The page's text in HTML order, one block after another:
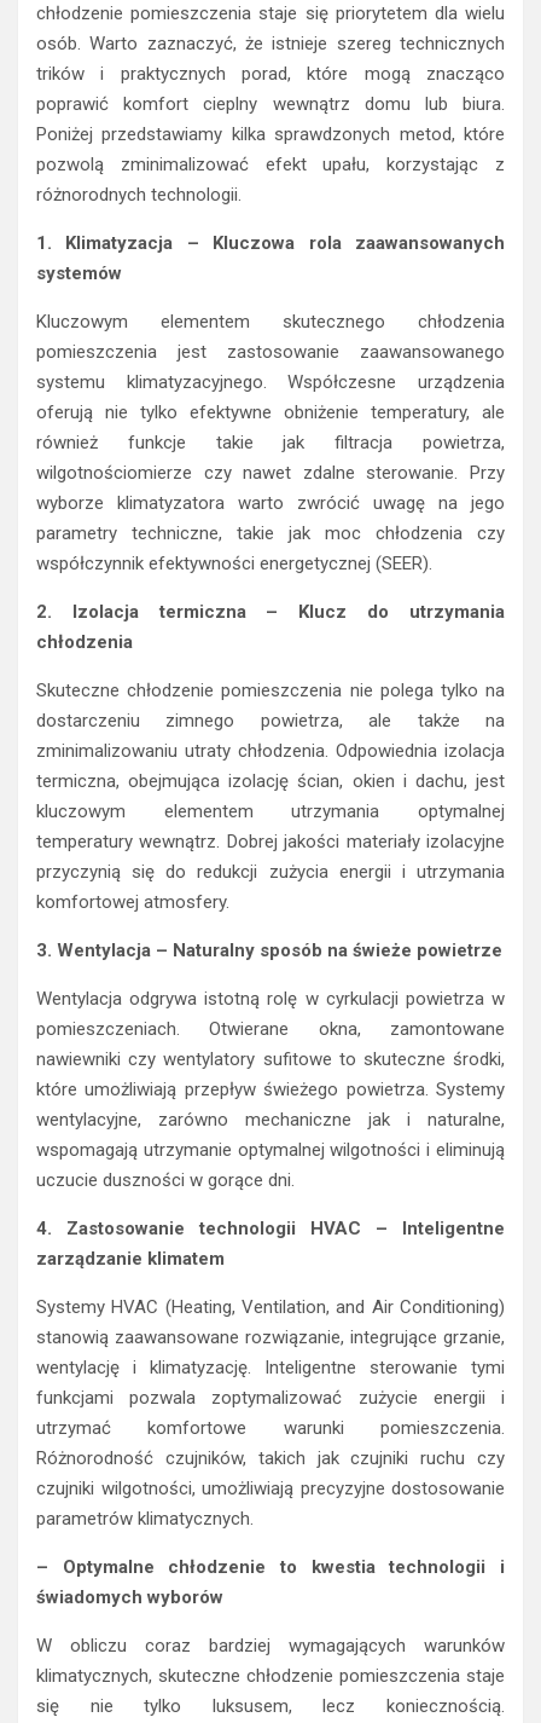
chłodzenie pomieszczenia staje się priorytetem dla wielu
osób. Warto zaznaczyć, że istnieje szereg technicznych
trików i praktycznych porad, które mogą znacząco
poprawić komfort cieplny wewnątrz domu lub biura.
Poniżej przedstawiamy kilka sprawdzonych metod, które
pozwolą zminimalizować efekt upału, korzystając z
różnorodnych technologii.
1. Klimatyzacja – Kluczowa rola zaawansowanych
systemów
Kluczowym elementem skutecznego chłodzenia
pomieszczenia jest zastosowanie zaawansowanego
systemu klimatyzacyjnego. Współczesne urządzenia
oferują nie tylko efektywne obniżenie temperatury, ale
również funkcje takie jak filtracja powietrza,
wilgotnościomierze czy nawet zdalne sterowanie. Przy
wyborze klimatyzatora warto zwrócić uwagę na jego
parametry techniczne, takie jak moc chłodzenia czy
współczynnik efektywności energetycznej (SEER).
2. Izolacja termiczna – Klucz do utrzymania
chłodzenia
Skuteczne chłodzenie pomieszczenia nie polega tylko na
dostarczeniu zimnego powietrza, ale także na
zminimalizowaniu utraty chłodzenia. Odpowiednia izolacja
termiczna, obejmująca izolację ścian, okien i dachu, jest
kluczowym elementem utrzymania optymalnej
temperatury wewnątrz. Dobrej jakości materiały izolacyjne
przyczynią się do redukcji zużycia energii i utrzymania
komfortowej atmosfery.
3. Wentylacja – Naturalny sposób na świeże powietrze
Wentylacja odgrywa istotną rolę w cyrkulacji powietrza w
pomieszczeniach. Otwierane okna, zamontowane
nawiewniki czy wentylatory sufitowe to skuteczne środki,
które umożliwiają przepływ świeżego powietrza. Systemy
wentylacyjne, zarówno mechaniczne jak i naturalne,
wspomagają utrzymanie optymalnej wilgotności i eliminują
uczucie duszności w gorące dni.
4. Zastosowanie technologii HVAC – Inteligentne
zarządzanie klimatem
Systemy HVAC (Heating, Ventilation, and Air Conditioning)
stanowią zaawansowane rozwiązanie, integrujące grzanie,
wentylację i klimatyzację. Inteligentne sterowanie tymi
funkcjami pozwala zoptymalizować zużycie energii i
utrzymać komfortowe warunki pomieszczenia.
Różnorodność czujników, takich jak czujniki ruchu czy
czujniki wilgotności, umożliwiają precyzyjne dostosowanie
parametrów klimatycznych.
– Optymalne chłodzenie to kwestia technologii i
świadomych wyborów
W obliczu coraz bardziej wymagających warunków
klimatycznych, skuteczne chłodzenie pomieszczenia staje
się nie tylko luksusem, lecz koniecznością.